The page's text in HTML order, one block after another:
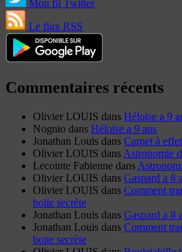
Mon fil Twitter
Le flux RSS
Commentaires récents
Olivier LOUIS dans Héloïse a 9
Nognio dans Héloïse a 9 ans
Jonathan Louis dans Carnet à
Olivier LOUIS dans Astronomie
Lecointe Fabienne dans
Olivier LOUIS dans Gaspard a 8
Olivier LOUIS dans Comment
boite secrète
Jonathan Louis dans Gaspard a 8
Jonathan Louis dans Comment
boite secrète